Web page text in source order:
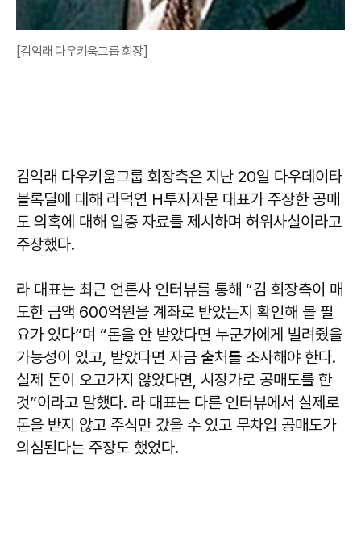
[김익래 다우키움그룹 회장]
김익래 다우키움그룹 회장측은 지난 20일 다우데이타
블록딜에 대해 라덕연 H투자자문 대표가 주장한 공매
도 의혹에 대해 입증 자료를 제시하며 허위사실이라고
주장했다.
라 대표는 최근 언론사 인터뷰를 통해 “김 회장측이 매
도한 금액 600억원을 계좌로 받았는지 확인해 볼 필
요가 있다”며 “돈을 안 받았다면 누군가에게 빌려줬을
가능성이 있고, 받았다면 자금 출처를 조사해야 한다.
실제 돈이 오고가지 않았다면, 시장가로 공매도를 한
것”이라고 말했다. 라 대표는 다른 인터뷰에서 실제로
돈을 받지 않고 주식만 갔을 수 있고 무차입 공매도가
의심된다는 주장도 했었다.